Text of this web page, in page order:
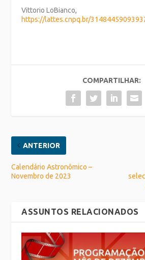
Vittorio LoBianco,
https://lattes.cnpq.br/
COMPARTILHAR:
ANTERIOR
Calendário Astronômico –
Novembro de 2023
ASSUNTOS RELACIONADOS